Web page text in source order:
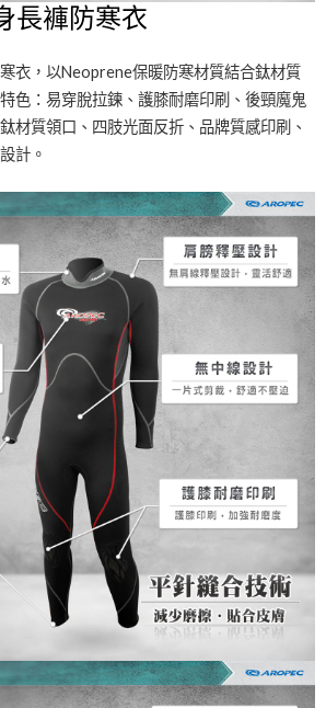
長褲防寒衣
衣，以Neoprene保暖防寒材質結合鈦材質
色：易穿脫拉鍊、護膝耐磨印刷、後頸魔鬼
材質領口、四肢光面反折、品牌質感印刷、
計。